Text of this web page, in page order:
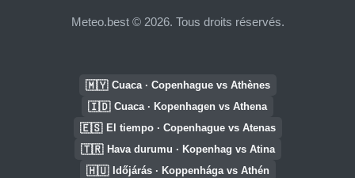
Meteo.best © 2026. Tous droits réservés.
🇲🇾 Cuaca · Copenhague vs Athènes
🇮🇩 Cuaca · Kopenhagen vs Athena
🇪🇸 El tiempo · Copenhague vs Atenas
🇹🇷 Hava durumu · Kopenhag vs Atina
🇭🇺 Időjárás · Koppenhága vs Athén